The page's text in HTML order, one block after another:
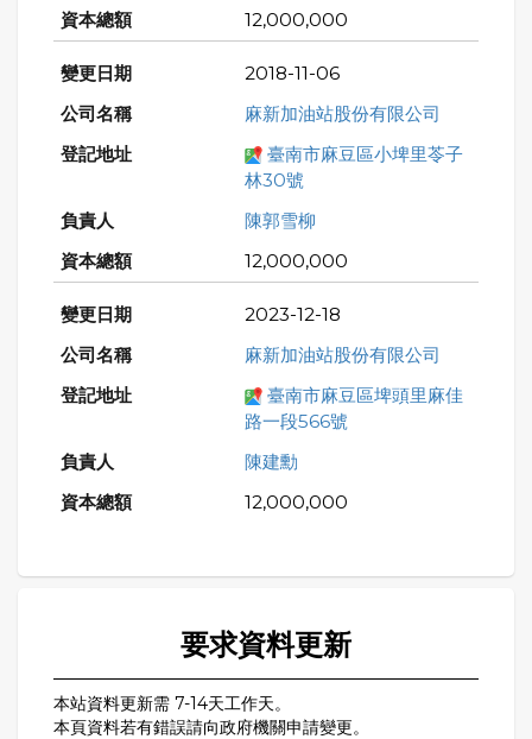
12,000,000
2018-11-06
麻新加油站股份有限公司
臺南市麻豆區小埤里苓子
林30號
陳郭雪柳
12,000,000
2023-12-18
麻新加油站股份有限公司
臺南市麻豆區埤頭里麻佳
路一段566號
陳建勳
12,000,000
要求資料更新
本站資料更新需 7-14天工作天。
本頁資料若有錯誤請向政府機關申請變更。